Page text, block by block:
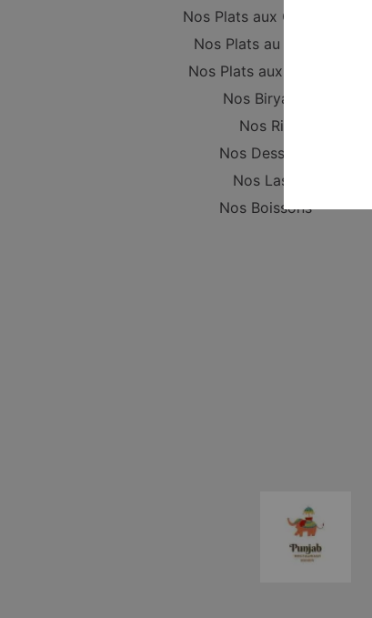
Nos Plats aux Crevettes
Nos Plats au Poisson
Nos Plats aux Gambas
Nos Biryanis
Nos Riz
Nos Desserts
Nos Lassi
Nos Boissons